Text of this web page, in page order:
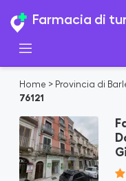
Farmacia di
Home > Provincia di
76121